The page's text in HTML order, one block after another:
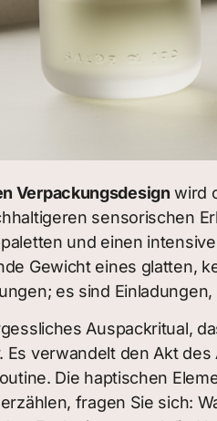
Verpackungsdesign wird
sensorischen
und einen
Gewicht eines glatten,
es sind
Auspackritual,
Es verwandelt den Akt
Die haptischen
fragen Sie sich: